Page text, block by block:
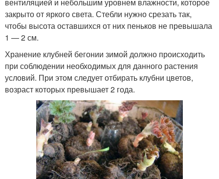
закрыто от яркого света. Стебли нужно срезать так,
чтобы высота оставшихся от них пеньков не превышала
1 — 2 см.
Хранение клубней бегонии зимой должно происходить
при соблюдении необходимых для данного растения
условий. При этом следует отбирать клубни цветов,
возраст которых превышает 2 года.